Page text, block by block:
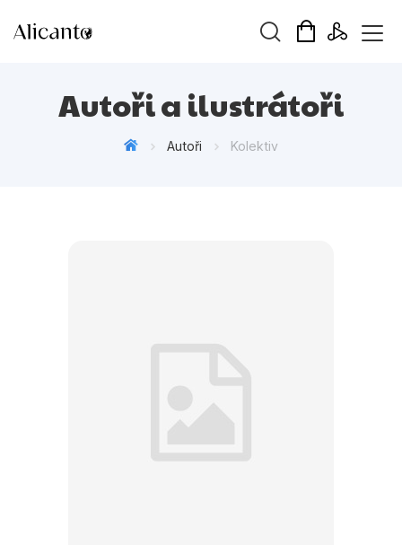
Dárkové publikace
Autoři a ilustrátoři
Autoři Kolektiv